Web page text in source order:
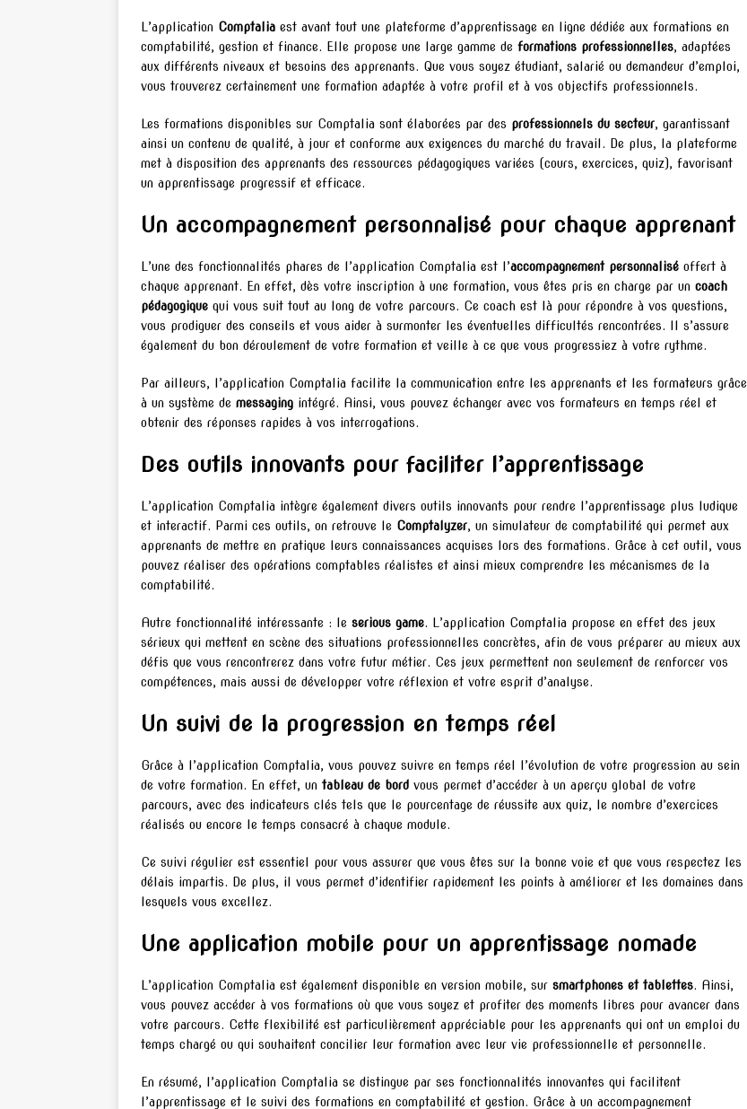
L’application Comptalia est avant tout une plateforme d’apprentissage en ligne dédiée aux formations en
comptabilité, gestion et finance. Elle propose une large gamme de formations professionnelles, adaptées
aux différents niveaux et besoins des apprenants. Que vous soyez étudiant, salarié ou demandeur d’emploi,
vous trouverez certainement une formation adaptée à votre profil et à vos objectifs professionnels.
Les formations disponibles sur Comptalia sont élaborées par des professionnels du secteur, garantissant
ainsi un contenu de qualité, à jour et conforme aux exigences du marché du travail. De plus, la plateforme
met à disposition des apprenants des ressources pédagogiques variées (cours, exercices, quiz), favorisant
un apprentissage progressif et efficace.
Un accompagnement personnalisé pour chaque apprenant
L’une des fonctionnalités phares de l’application Comptalia est l’accompagnement personnalisé offert à
chaque apprenant. En effet, dès votre inscription à une formation, vous êtes pris en charge par un coach
pédagogique qui vous suit tout au long de votre parcours. Ce coach est là pour répondre à vos questions,
vous prodiguer des conseils et vous aider à surmonter les éventuelles difficultés rencontrées. Il s’assure
également du bon déroulement de votre formation et veille à ce que vous progressiez à votre rythme.
Par ailleurs, l’application Comptalia facilite la communication entre les apprenants et les formateurs grâce
à un système de messaging intégré. Ainsi, vous pouvez échanger avec vos formateurs en temps réel et
obtenir des réponses rapides à vos interrogations.
Des outils innovants pour faciliter l’apprentissage
L’application Comptalia intègre également divers outils innovants pour rendre l’apprentissage plus ludique
et interactif. Parmi ces outils, on retrouve le Comptalyzer, un simulateur de comptabilité qui permet aux
apprenants de mettre en pratique leurs connaissances acquises lors des formations. Grâce à cet outil, vous
pouvez réaliser des opérations comptables réalistes et ainsi mieux comprendre les mécanismes de la
comptabilité.
Autre fonctionnalité intéressante : le serious game. L’application Comptalia propose en effet des jeux
sérieux qui mettent en scène des situations professionnelles concrètes, afin de vous préparer au mieux aux
défis que vous rencontrerez dans votre futur métier. Ces jeux permettent non seulement de renforcer vos
compétences, mais aussi de développer votre réflexion et votre esprit d’analyse.
Un suivi de la progression en temps réel
Grâce à l’application Comptalia, vous pouvez suivre en temps réel l’évolution de votre progression au sein
de votre formation. En effet, un tableau de bord vous permet d’accéder à un aperçu global de votre
parcours, avec des indicateurs clés tels que le pourcentage de réussite aux quiz, le nombre d’exercices
réalisés ou encore le temps consacré à chaque module.
Ce suivi régulier est essentiel pour vous assurer que vous êtes sur la bonne voie et que vous respectez les
délais impartis. De plus, il vous permet d’identifier rapidement les points à améliorer et les domaines dans
lesquels vous excellez.
Une application mobile pour un apprentissage nomade
L’application Comptalia est également disponible en version mobile, sur smartphones et tablettes. Ainsi,
vous pouvez accéder à vos formations où que vous soyez et profiter des moments libres pour avancer dans
votre parcours. Cette flexibilité est particulièrement appréciable pour les apprenants qui ont un emploi du
temps chargé ou qui souhaitent concilier leur formation avec leur vie professionnelle et personnelle.
En résumé, l’application Comptalia se distingue par ses fonctionnalités innovantes qui facilitent
l’apprentissage et le suivi des formations en comptabilité et gestion. Grâce à un accompagnement